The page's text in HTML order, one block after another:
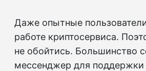
Даже опытные
работе криптосервиса.
не обойтись. Большинство
мессенджер для поддержки